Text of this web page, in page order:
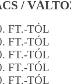
/
FT.-TÓL
FT.-TÓL
FT.-TÓL
FT.-TÓL
FT.-TÓL